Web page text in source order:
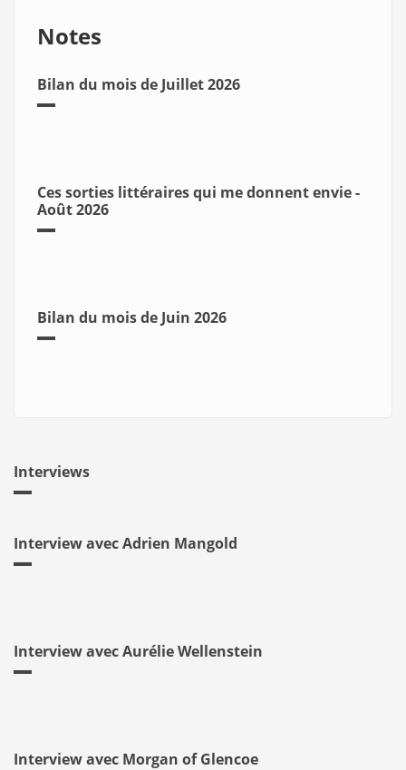
Notes
Bilan du mois de Juillet 2026
Ces sorties littéraires qui me donnent envie -
Août 2026
Bilan du mois de Juin 2026
Interviews
Interview avec Adrien Mangold
Interview avec Aurélie Wellenstein
Interview avec Morgan of Glencoe